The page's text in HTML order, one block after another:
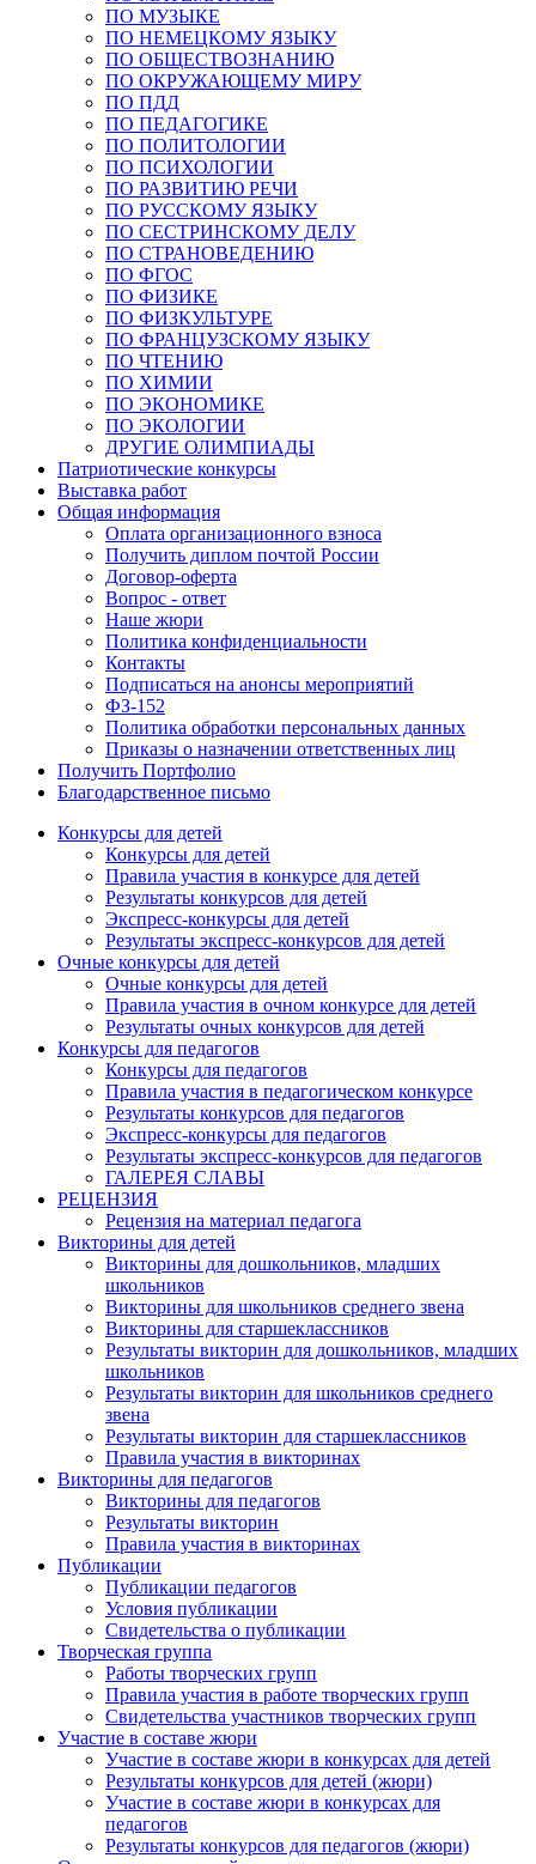
ПО МУЗЫКЕ
ПО НЕМЕЦКОМУ ЯЗЫКУ
ПО ОБЩЕСТВОЗНАНИЮ
ПО ОКРУЖАЮЩЕМУ МИРУ
ПО ПДД
ПО ПЕДАГОГИКЕ
ПО ПОЛИТОЛОГИИ
ПО ПСИХОЛОГИИ
ПО РАЗВИТИЮ РЕЧИ
ПО РУССКОМУ ЯЗЫКУ
ПО СЕСТРИНСКОМУ ДЕЛУ
ПО СТРАНОВЕДЕНИЮ
ПО ФГОС
ПО ФИЗИКЕ
ПО ФИЗКУЛЬТУРЕ
ПО ФРАНЦУЗСКОМУ ЯЗЫКУ
ПО ЧТЕНИЮ
ПО ХИМИИ
ПО ЭКОНОМИКЕ
ПО ЭКОЛОГИИ
ДРУГИЕ ОЛИМПИАДЫ
Патриотические конкурсы
Выставка работ
Общая информация
Оплата организационного взноса
Получить диплом почтой России
Договор-оферта
Вопрос - ответ
Наше жюри
Политика конфиденциальности
Контакты
Подписаться на анонсы мероприятий
ФЗ-152
Политика обработки персональных данных
Приказы о назначении ответственных лиц
Получить Портфолио
Благодарственное письмо
Конкурсы для детей
Конкурсы для детей
Правила участия в конкурсе для детей
Результаты конкурсов для детей
Экспресс-конкурсы для детей
Результаты экспресс-конкурсов для детей
Очные конкурсы для детей
Очные конкурсы для детей
Правила участия в очном конкурсе для детей
Результаты очных конкурсов для детей
Конкурсы для педагогов
Конкурсы для педагогов
Правила участия в педагогическом конкурсе
Результаты конкурсов для педагогов
Экспресс-конкурсы для педагогов
Результаты экспресс-конкурсов для педагогов
ГАЛЕРЕЯ СЛАВЫ
РЕЦЕНЗИЯ
Рецензия на материал педагога
Викторины для детей
Викторины для дошкольников, младших
школьников
Викторины для школьников среднего звена
Викторины для старшеклассников
Результаты викторин для дошкольников, младших
школьников
Результаты викторин для школьников среднего
звена
Результаты викторин для старшеклассников
Правила участия в викторинах
Викторины для педагогов
Викторины для педагогов
Результаты викторин
Правила участия в викторинах
Публикации
Публикации педагогов
Условия публикации
Свидетельства о публикации
Творческая группа
Работы творческих групп
Правила участия в работе творческих групп
Свидетельства участников творческих групп
Участие в составе жюри
Участие в составе жюри в конкурсах для детей
Результаты конкурсов для детей (жюри)
Участие в составе жюри в конкурсах для
педагогов
Результаты конкурсов для педагогов (жюри)